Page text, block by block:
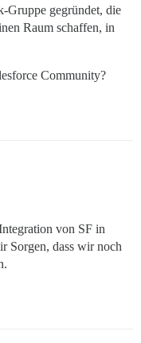
Gruppe gegründet, die
Raum schaffen, in
Community?
von SF in
Sorgen, dass wir noch